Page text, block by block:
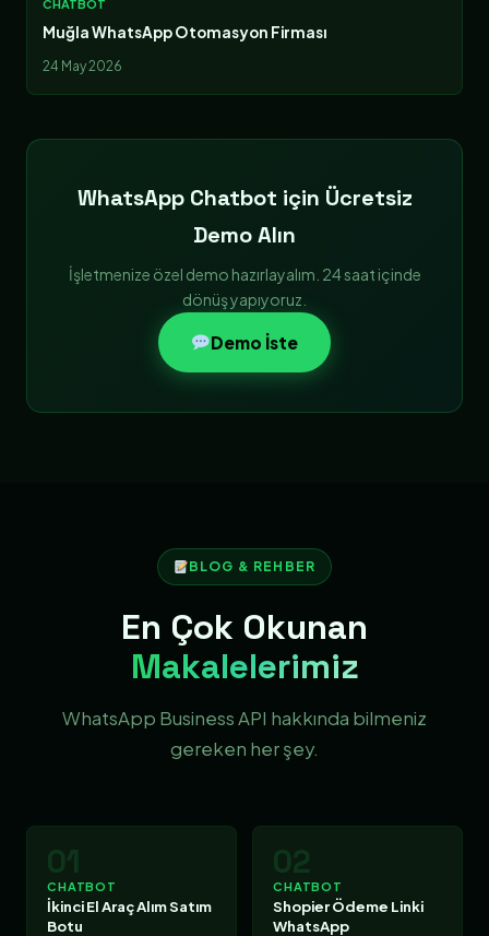
CHATBOT
Muğla WhatsApp Otomasyon Firması
24 May 2026
WhatsApp Chatbot için Ücretsiz
Demo Alın
İşletmenize özel demo hazırlayalım. 24 saat içinde
dönüş yapıyoruz.
Demo İste
BLOG & REHBER
En Çok Okunan
Makalelerimiz
WhatsApp Business API hakkında bilmeniz
gereken her şey.
01
CHATBOT
İkinci El Araç Alım Satım
Botu
02
CHATBOT
Shopier Ödeme Linki
WhatsApp